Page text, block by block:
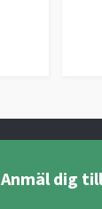
Anmäl dig